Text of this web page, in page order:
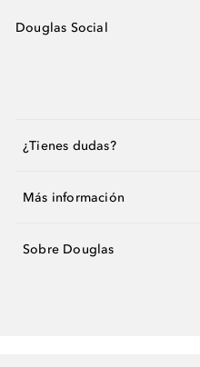
Douglas Social
¿Tienes dudas?
Más información
Sobre Douglas